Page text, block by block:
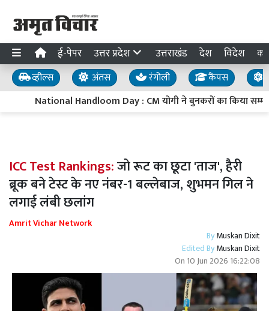
ई-पेपर उत्तर प्रदेश उत्तराखंड देश विदेश
व्हील्स अंतस रंगोली कैंपस
National Handloom Day : CM योगी ने बुनकरों का किया
ICC Test Rankings:जो रूट का छूटा 'ताज', हैरी
ब्रूक बने टेस्ट के नए नंबर-1 बल्लेबाज, शुभमन गिल ने
लगाई लंबी छलांग
Amrit Vichar Network
ByMuskan Dixit
Edited ByMuskan Dixit
On 10 Jun 2026 16:22:08